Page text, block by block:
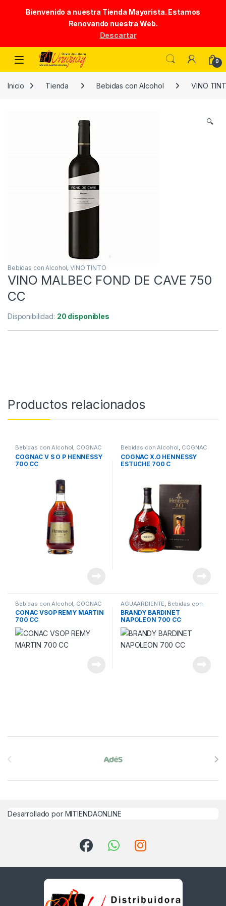
Bienvenido a nuestra Tienda Mayorista. Estamos
Renovando nuestra Web.
Descartar
Skip to navigation
Skip to content
0
Inicio Tienda Bebidas con Alcohol VINO
🔍
Bebidas con Alcohol,VINO TINTO
VINO MALBEC FOND DE CAVE 750
CC
Disponibilidad: 20 disponibles
Productos relacionados
Bebidas con Alcohol, COGNAC
COGNAC V S O P HENNESSY
700 CC
Bebidas con Alcohol, COGNAC
COGNAC X.O HENNESSY
ESTUCHE 700 C
Bebidas con Alcohol COGNAC
CONAC VSOP REMY MARTIN
700 CC
AGUAARDIENTE Bebidas con
Alcohol
BRANDY BARDINET
NAPOLEON 700 CC
Desarrollado por MITIENDAONLINE